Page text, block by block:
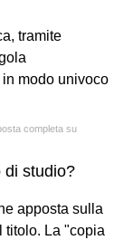
tramite
modo univoco
completa su
di studio?
apposta sulla
titolo. La "copia